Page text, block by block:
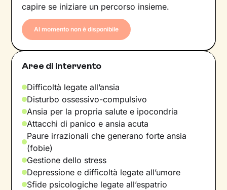
capire se iniziare un percorso insieme.
Al momento non è disponibile
Aree di intervento
Difficoltà legate all’ansia
Disturbo ossessivo-compulsivo
Ansia per la propria salute e ipocondria
Attacchi di panico e ansia acuta
Paure irrazionali che generano forte ansia
(fobie)
Gestione dello stress
Depressione e difficoltà legate all’umore
Sfide psicologiche legate all’espatrio